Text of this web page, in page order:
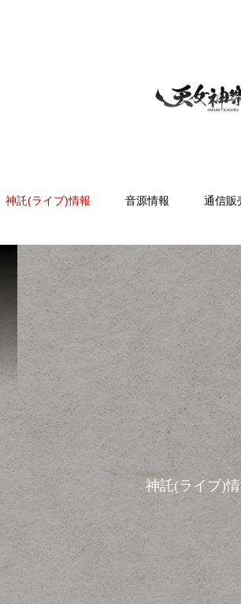
神託(ライブ)情報 音源情報 通信販
神託(ラ イブ)情